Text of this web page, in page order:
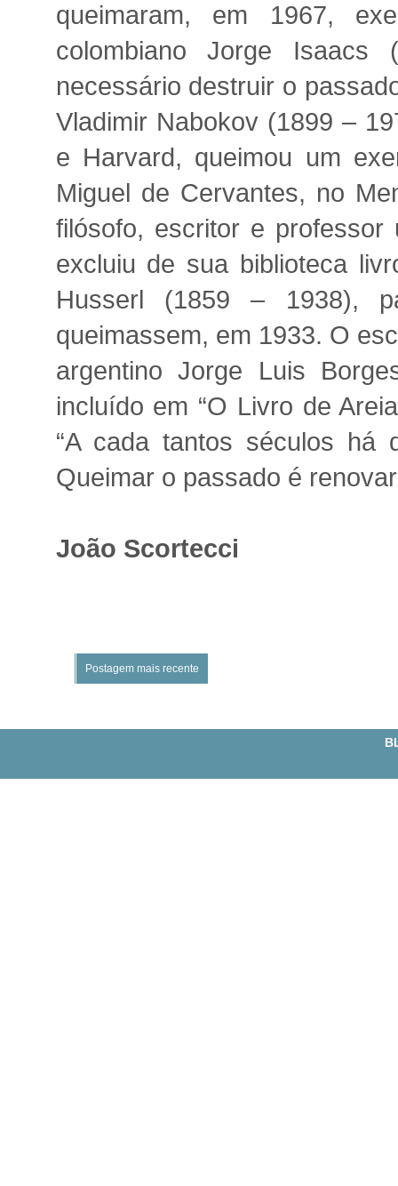
queimaram, em 1967,
colombiano Jorge
necessário destruir o
Vladimir Nabokov (1899 –
e Harvard, queimou um
Miguel de Cervantes, no
filósofo, escritor e professor
excluiu de sua biblioteca
Husserl (1859 – 1938),
queimassem, em 1933. O
argentino Jorge Luis
incluído em “O Livro de
“A cada tantos séculos há
Queimar o passado é
João Scortecci
Postagem mais recente